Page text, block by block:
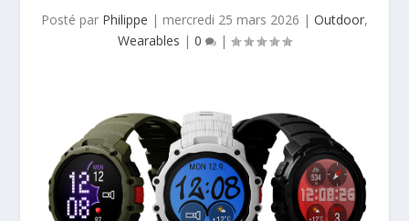
Posté par Philippe | mercredi 25 mars 2026 | Outdoor,
Wearables | 0 |